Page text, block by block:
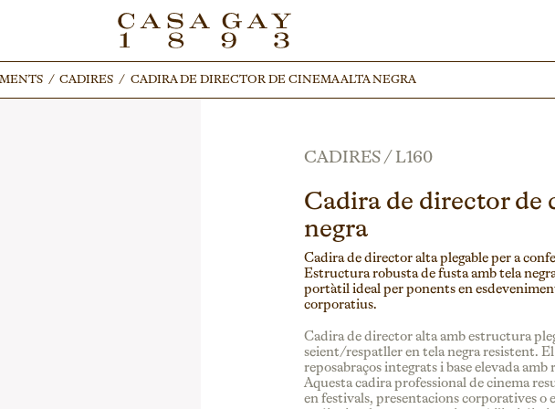
/ CADIRES / CADIRA DE DIRECTOR DE CINEMA ALTA NEGRA
/ CADIRES / CADIRA DE DIRECTOR DE CINEMA ALTA NEGRA
CADIRES/ L160
Cadira de director de
negra
Cadira de director alta plegable per a
Estructura robusta de fusta amb tela
portàtil ideal per ponents en
corporatius.
Cadira de director alta amb estructura
seient/respatller en tela negra resistent.
reposabraços integrats i base elevada amb
Aquesta cadira professional de cinema
en festivals, presentacions corporatives o